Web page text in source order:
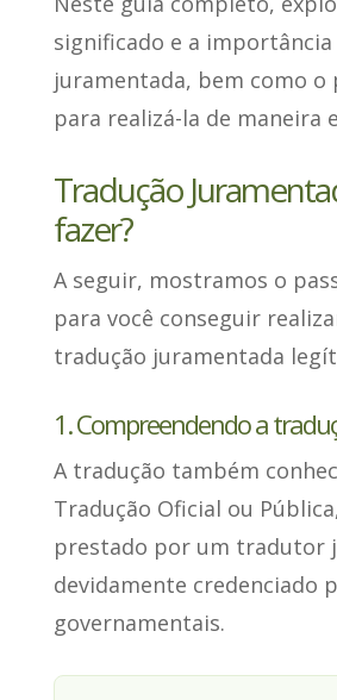
significado e a
juramentada, bem como o
para realizá-la de maneira
Tradução
fazer?
A seguir, mostramos o
para você conseguir
tradução juramentada
1. Compreendendo a
A tradução também
Tradução Oficial ou
prestado por um tradutor
devidamente credenciado
governamentais.